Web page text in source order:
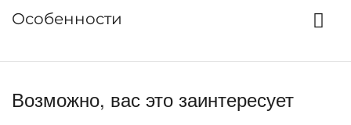
Особенности
Возможно, вас это заинтересует